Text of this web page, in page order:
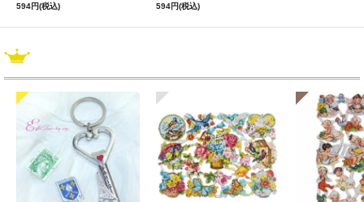
594円(税込) 594円(税込)